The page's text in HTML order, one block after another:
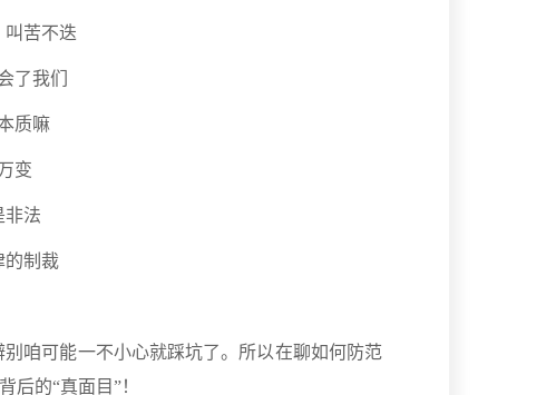
叫苦不迭
了我们
质嘛
变
非法
的制裁
咱可能一不小心就踩坑了。所以在聊如何防范
后的“真面目”！